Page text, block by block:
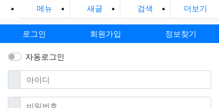
메뉴 새글 검색 더보기
로그인 회원가입 정보찾기
자동로그인
아이디필수
비밀번호필수